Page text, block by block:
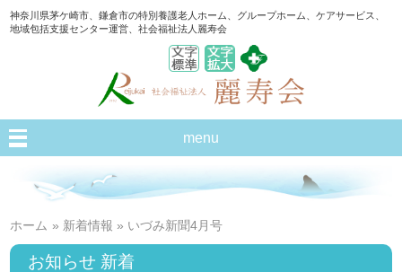
神奈川県茅ケ崎市、鎌倉市の特別養護老人ホーム、グループホーム、ケアサービス、
地域包括支援センター運営、社会福祉法人麗寿会
menu
ホーム » 新着情報 » いづみ新聞4月号
お知らせ 新着